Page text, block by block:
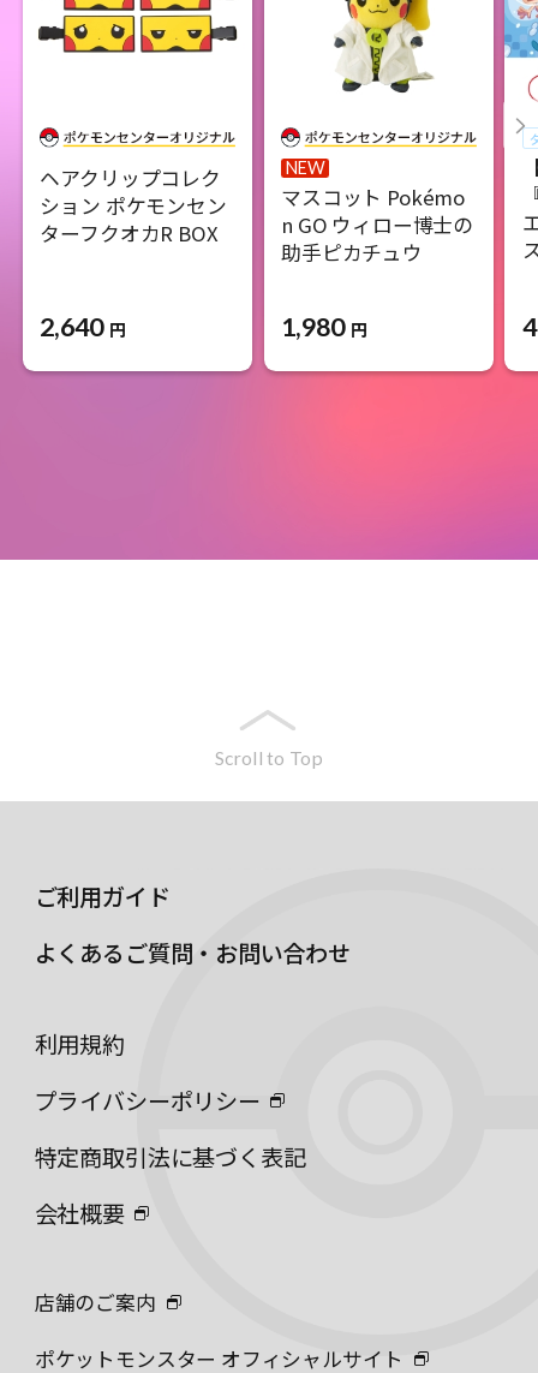
ヘアクリップコレク
ション ポケモンセン
ターフクオカR BOX
2,640 円
NEW
マスコット Pokémo
n GO ウィロー博士の
助手ピカチュウ
1,980 円
Scroll to Top
ご利用ガイド
よくあるご質問・お問い合わせ
利用規約
プライバシーポリシー
特定商取引法に基づく表記
会社概要
店舗のご案内
ポケットモンスター オフィシャルサイト